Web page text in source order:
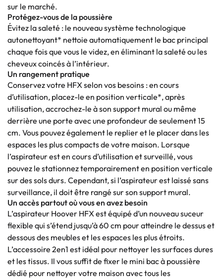
sur le marché.
Protégez-vous de la poussière
Évitez la saleté : le nouveau système technologique
autonettoyant* nettoie automatiquement le bac principal
chaque fois que vous le videz, en éliminant la saleté ou les
cheveux coincés à l’intérieur.
Un rangement pratique
Conservez votre HFX selon vos besoins : en cours
d’utilisation, placez-le en position verticale*, après
utilisation, accrochez-le à son support mural ou même
derrière une porte avec une profondeur de seulement 15
cm. Vous pouvez également le replier et le placer dans les
espaces les plus compacts de votre maison. Lorsque
l’aspirateur est en cours d’utilisation et surveillé, vous
pouvez le stationnez temporairement en position verticale
sur des sols durs. Cependant, si l’aspirateur est laissé sans
surveillance, il doit être rangé sur son support mural.
Un accès partout où vous en avez besoin
L’aspirateur Hoover HFX est équipé d’un nouveau suceur
flexible qui s’étend jusqu’à 60 cm pour atteindre le dessus et
dessous des meubles et les espaces les plus étroits.
L’accessoire 2en1 est idéal pour nettoyer les surfaces dures
et les tissus. Il vous suffit de fixer le mini bac à poussière
dédié pour nettoyer votre maison avec tous les